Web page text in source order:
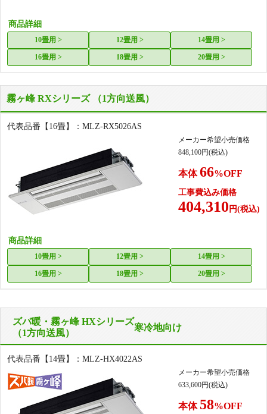
商品詳細
10畳用 > 12畳用 > 14畳用 >
16畳用 > 18畳用 > 20畳用 >
霧ヶ峰 RXシリーズ （1方向送風）
代表品番【16畳】：MLZ-RX5026AS
メーカー希望小売価格
848,100円(税込)
本体66%OFF
工事費込み価格
404,310 円(税込)
商品詳細
10畳用 > 12畳用 > 14畳用 >
16畳用 > 18畳用 > 20畳用 >
ズバ暖・霧ヶ峰 HXシリーズ
（1方向送風）
寒冷地向け
代表品番【14畳】：MLZ-HX4022AS
メーカー希望小売価格
633,600円(税込)
本体 58%OFF